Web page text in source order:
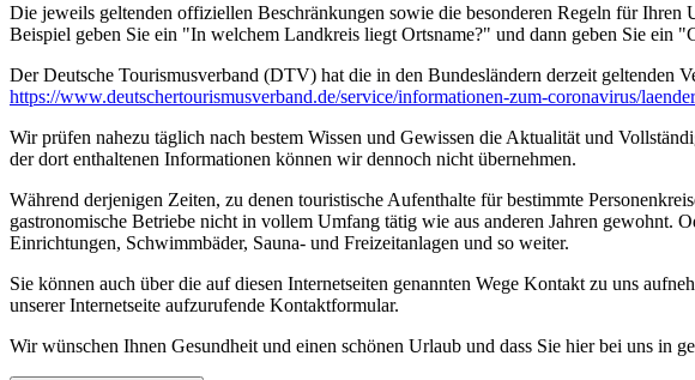
Die jeweils geltenden offiziellen Beschränkungen sowie die besonderen Regeln für
Beispiel geben Sie ein "In welchem Landkreis liegt Ortsname?" und dann geben Sie ein
Der Deutsche Tourismusverband (DTV) hat die in den Bundesländern derzeit geltenden
https://www.deutscher­tourismusverband.de/­service/­informationen-zum-coronavirus/­
Wir prüfen nahezu täglich nach bestem Wissen und Gewissen die Aktualität und
der dort enthaltenen Informationen können wir dennoch nicht übernehmen.
Während derjenigen Zeiten, zu denen touristische Aufenthalte für bestimmte
gastronomische Betriebe nicht in vollem Umfang tätig wie aus anderen Jahren gewohnt.
Einrichtungen, Schwimmbäder, Sauna- und Freizeitanlagen und so weiter.
Sie können auch über die auf diesen Internetseiten genannten Wege Kontakt zu uns
unserer Internetseite aufzurufende Kontaktformular.
Wir wünschen Ihnen Gesundheit und einen schönen Urlaub und dass Sie hier bei uns in